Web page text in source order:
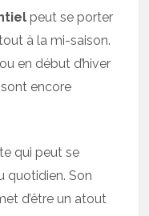
peut se porter
à la mi-saison.
en début d’hiver
encore
qui peut se
quotidien. Son
d’être un atout